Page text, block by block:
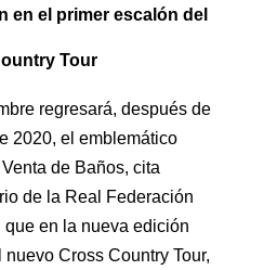
en el primer escalón del
Tour
regresará, después de
2020, el emblemático
de Baños, cita
de la Real Federación
en la nueva edición
Cross Country Tour,